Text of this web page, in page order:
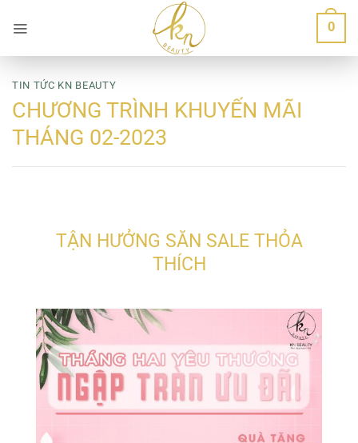
qua
nội
dung
0
TIN TỨC KN BEAUTY
CHƯƠNG TRÌNH KHUYẾN MÃI
THÁNG 02-2023
TẬN HƯỞNG SĂN SALE THỎA
THÍCH